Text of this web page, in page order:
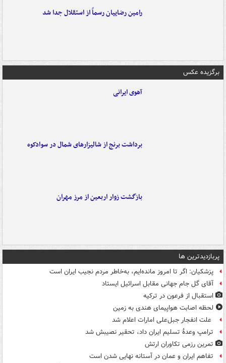
رامین رضاییان رسماً از استقلال جدا شد
برگزیده عکس
آهوی ایرانی
برداشت برنج از شالیزارهای شمال در سوادکوه
بازگشت زوار اربعین از مرز مهران
پربازدیدترین ها
پزشکیان: اگر تا امروز مانده‌ایم، به‌خاطر مردم نجیب ایران است
آقای گل جام جهانی مقابل اسرائیل ایستاد
استقبال از فرعون در ترکیه
لحظه اصابت هواپیمای هندی به زمین
علت انفجار جبل‌علی امارات اعلام شد
ترامپ وعدۀ تسلیم ایران داد، تحقیر نصیبش شد
تمرین رزمی تکاوران ارتش
تفاهم ایران و عمان در آستانه نهایی شدن است